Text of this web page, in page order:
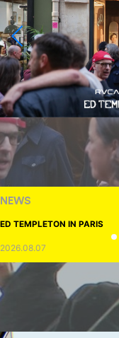
NEWS
ED TEMPLETON IN PARIS
2026.08.07